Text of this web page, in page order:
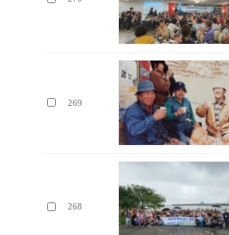
269
268